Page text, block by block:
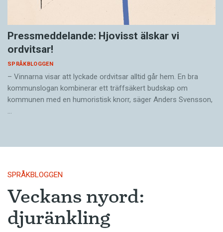
Pressmeddelande: Hjovisst älskar vi
ordvitsar!
SPRÅKBLOGGEN
– Vinnarna visar att lyckade ordvitsar alltid går hem. En bra
kommunslogan kombinerar ett träffsäkert budskap om
kommunen med en humoristisk knorr, säger Anders Svensson,
…
SPRÅKBLOGGEN
Veckans nyord:
djuränkling